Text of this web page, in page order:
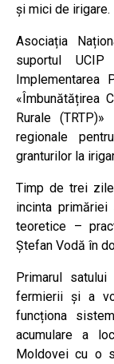
și mici de irigare.
Asociația
suportul UCIP
Implementarea
«Îmbunătățirea
Rurale
regionale
granturilor la
Timp de trei
incinta
teoretice –
Ștefan Vodă în
Primarul
fermierii și a
funcționa
acumulare a
Moldovei cu o